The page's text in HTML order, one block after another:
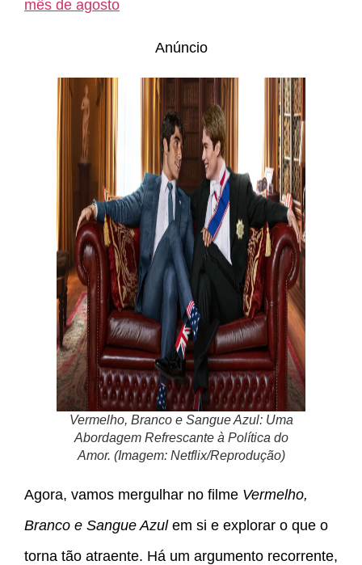
mês de agosto
Anúncio
Vermelho, Branco e Sangue Azul: Uma
Abordagem Refrescante à Política do
Amor. (Imagem: Netflix/Reprodução)
Agora, vamos mergulhar no filme Vermelho,
Branco e Sangue Azulem si e explorar o que o
torna tão atraente. Há um argumento recorrente,